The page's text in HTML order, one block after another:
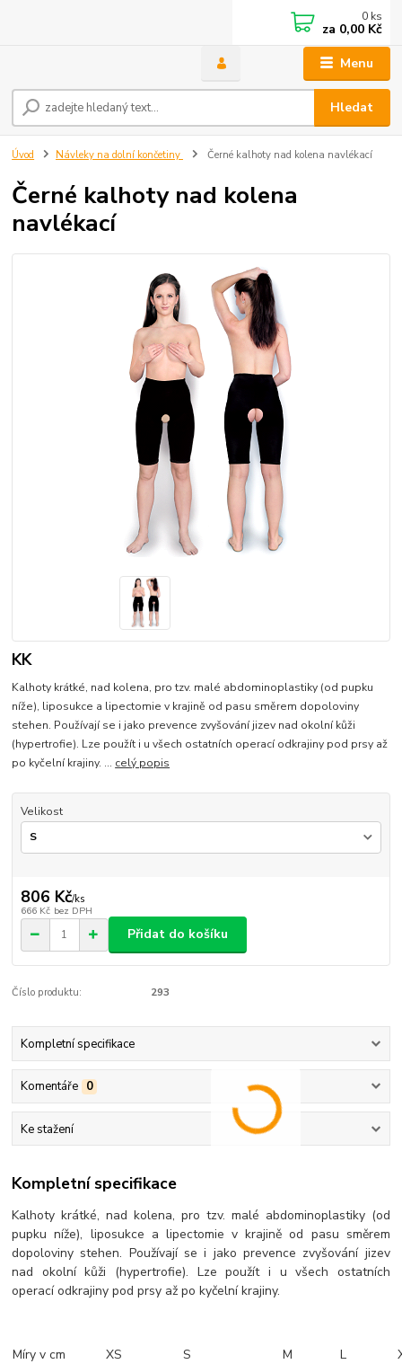
Menu
Hledat
0 ks
za 0,00 Kč
Úvod Návleky na dolní končetiny Černé kalhoty nad kolena navlékací
Černé kalhoty nad kolena
navlékací
KK
Kalhoty krátké, nad kolena, pro tzv. malé abdominoplastiky (od pupku
níže), liposukce a lipectomie v krajině od pasu směrem dopoloviny
stehen. Používají se i jako prevence zvyšování jizev nad okolní kůži
(hypertrofie). Lze použít i u všech ostatních operací odkrajiny pod prsy až
po kyčelní krajiny. ... celý popis
Velikost
806 Kč/ks
666 Kč bez DPH
Přidat do košíku
Číslo produktu: 293
Kompletní specifikace
Komentáře 0
Ke stažení
Kompletní specifikace
Kalhoty krátké, nad kolena, pro tzv. malé abdominoplastiky (od
pupku níže), liposukce a lipectomie v krajině od pasu směrem
dopoloviny stehen. Používají se i jako prevence zvyšování jizev
nad okolní kůži (hypertrofie). Lze použít i u všech ostatních
operací odkrajiny pod prsy až po kyčelní krajiny.
Míry v cm XS S M L